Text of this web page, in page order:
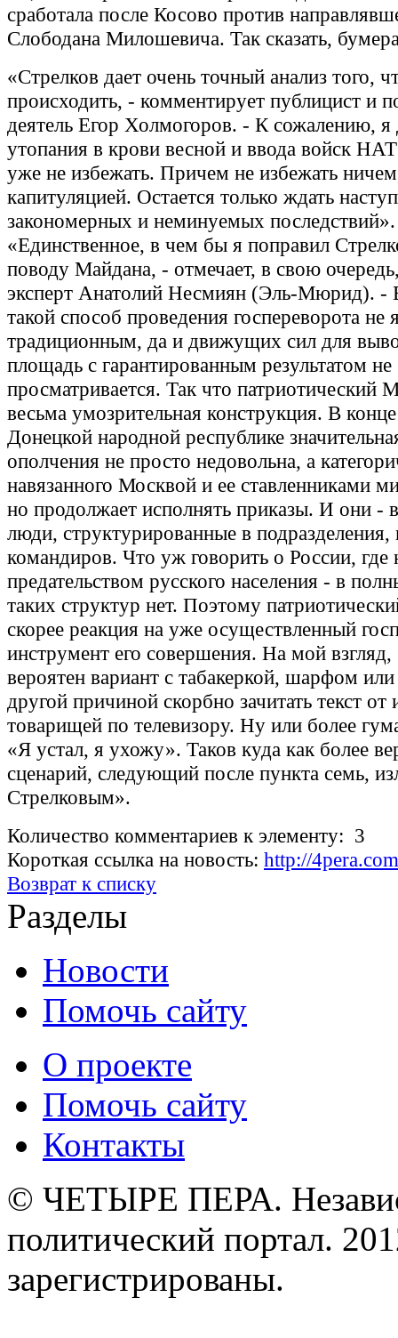
сработала после Косово против
Слободана Милошевича. Так сказать,
«Стрелков дает очень точный анализ того,
происходить, - комментирует публицист и
деятель Егор Холмогоров. - К сожалению,
утопания в крови весной и ввода войск
уже не избежать. Причем не избежать
капитуляцией. Остается только ждать
закономерных и неминуемых последствий».
«Единственное, в чем бы я поправил
поводу Майдана, - отмечает, в свою
эксперт Анатолий Несмиян (Эль-Мюрид). -
такой способ проведения госпереворота не
традиционным, да и движущих сил для
площадь с гарантированным результатом не
просматривается. Так что патриотический
весьма умозрительная конструкция. В
Донецкой народной республике
ополчения не просто недовольна, а
навязанного Москвой и ее ставленниками
но продолжает исполнять приказы. И они -
люди, структурированные в
командиров. Что уж говорить о России, где
предательством русского населения - в
таких структур нет. Поэтому
скорее реакция на уже осуществленный
инструмент его совершения. На мой взгляд,
вероятен вариант с табакеркой, шарфом
другой причиной скорбно зачитать текст
товарищей по телевизору. Ну или более
«Я устал, я ухожу». Таков куда как более
сценарий, следующий после пункта семь,
Стрелковым».
Количество комментариев к элементу: 3
Короткая ссылка на новость: http://
Возврат к списку
Разделы
Новости
Помочь сайту
О проекте
Помочь сайту
Контакты
© ЧЕТЫРЕ ПЕРА.
политический портал.
зарегистрированы.